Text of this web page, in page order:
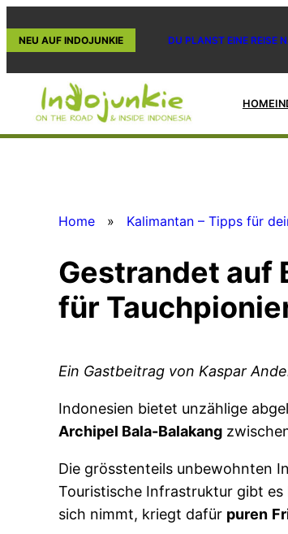
Inhalt
NEU AUF INDOJUNKIE DU PLANST EINE REISE
HOME
Home » Kalimantan – Tipps für
Gestrandet auf
für
Ein Gastbeitrag von Kaspar
Indonesien bietet unzählige
Archipel Bala-Balakang
Die grösstenteils unbewohnten
Touristische Infrastruktur gibt es
sich nimmt, kriegt dafür puren